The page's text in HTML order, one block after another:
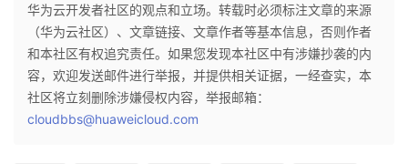
华为云开发者社区的观点和立场。转载时必须标注文章的来源
（华为云社区）、文章链接、文章作者等基本信息，否则作者
和本社区有权追究责任。如果您发现本社区中有涉嫌抄袭的内
容，欢迎发送邮件进行举报，并提供相关证据，一经查实，本
社区将立刻删除涉嫌侵权内容，举报邮箱：
cloudbbs@huaweicloud.com